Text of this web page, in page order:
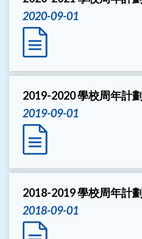
2020-09-01
2019-2020 學校周年計劃
2019-09-01
2018-2019 學校周年計劃
2018-09-01